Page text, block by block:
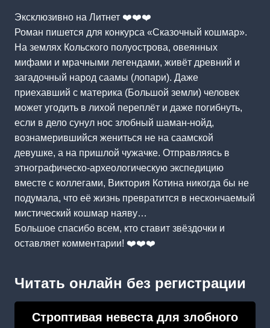
Эксклюзивно на Литнет ❤️❤️❤️
Роман пишется для конкурса «Сказочный кошмар».
На землях Кольского полуострова, овеянных
мифами и мрачными легендами, живёт древний и
загадочный народ саамы (лопари). Даже
приехавший с материка (Большой земли) человек
может угодить в лихой переплёт и даже погибнуть,
если в дело сунул нос злобный шаман-нойд,
вознамерившийся жениться не на саамской
девушке, а на пришлой чужачке. Отправляясь в
этнографическо-археологическую экспедицию
вместе с коллегами, Виктория Котина никогда бы не
подумала, что её жизнь превратится в нескончаемый
мистический кошмар наяву…
Большое спасибо всем, кто ставит звёздочки и
оставляет комментарии! ❤️❤️❤️
Читать онлайн без регистрации
Строптивая невеста для злобного